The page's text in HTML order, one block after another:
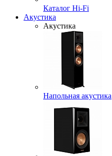
Каталог Hi-Fi
Акустика
Акустика
Напольная акустика